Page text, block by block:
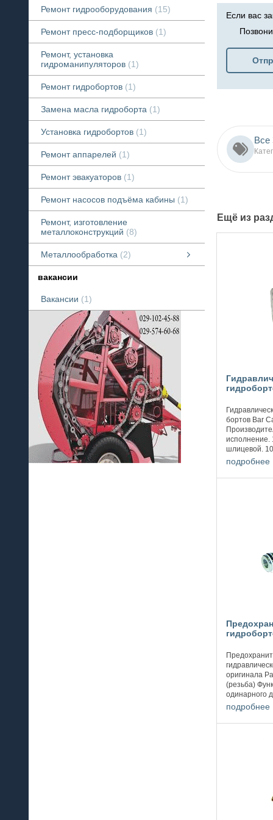
Ремонт гидрооборудования 15
Ремонт пресс-подборщиков 1
Ремонт, установка
гидроманипуляторов
1
Ремонт гидробортов 1
Замена масла гидроборта 1
Установка гидробортов 1
Ремонт аппарелей 1
Ремонт эвакуаторов 1
Ремонт насосов подъёма кабины 1
Ремонт, изготовление
металлоконструкций
8
Металлообработка 2
вакансии
Вакансии 1
Если вас
Все
Ещё из
бортов Bar
исполнение.
шлицевой.
шлицевой.
шлицевой. ...
подробнее
оригинала
(резьба)
одинарного
двойного
двойного ...
подробнее